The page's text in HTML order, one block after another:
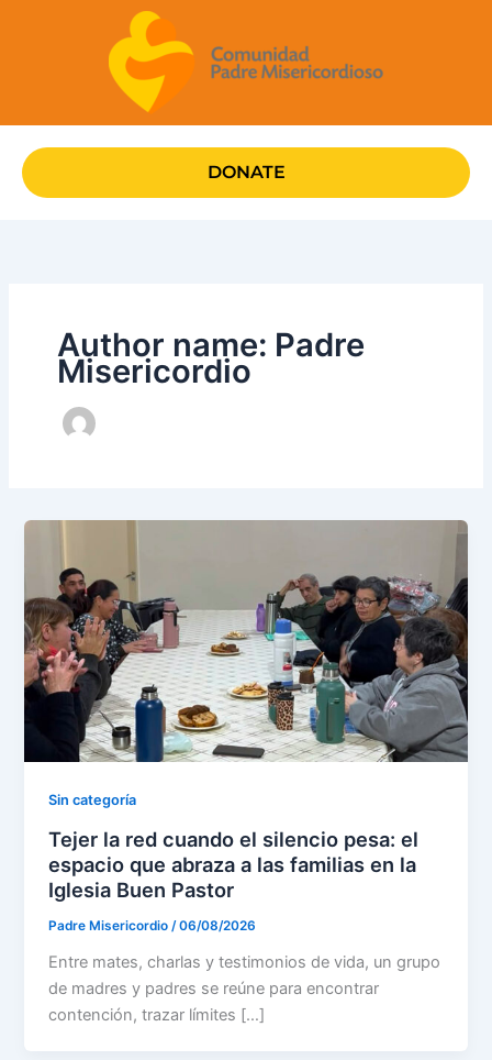
DONATE
Author name: Padre
Misericordio
Sin categoría
Tejer la red cuando el silencio pesa: el
espacio que abraza a las familias en la
Iglesia Buen Pastor
Padre Misericordio /06/08/2026
Entre mates, charlas y testimonios de vida, un grupo
de madres y padres se reúne para encontrar
contención, trazar límites […]